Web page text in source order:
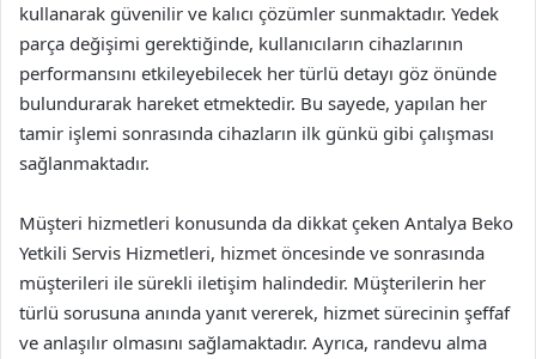
kullanarak güvenilir ve kalıcı çözümler sunmaktadır. Yedek
parça değişimi gerektiğinde, kullanıcıların cihazlarının
performansını etkileyebilecek her türlü detayı göz önünde
bulundurarak hareket etmektedir. Bu sayede, yapılan her
tamir işlemi sonrasında cihazların ilk günkü gibi çalışması
sağlanmaktadır.
Müşteri hizmetleri konusunda da dikkat çeken Antalya Beko
Yetkili Servis Hizmetleri, hizmet öncesinde ve sonrasında
müşterileri ile sürekli iletişim halindedir. Müşterilerin her
türlü sorusuna anında yanıt vererek, hizmet sürecinin şeffaf
ve anlaşılır olmasını sağlamaktadır. Ayrıca, randevu alma